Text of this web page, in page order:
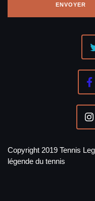
Copyright 2019 Tennis
légende du tennis